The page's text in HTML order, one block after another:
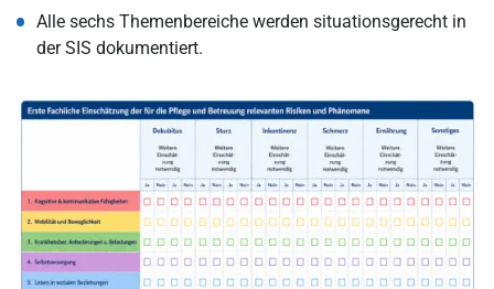
Alle sechs Themenbereiche werden situationsgerecht in
der SIS dokumentiert.